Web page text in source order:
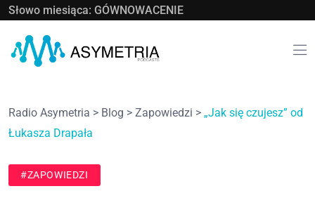
Słowo miesiąca: GÓWNOWACENIE
Radio Asymetria > Blog > Zapowiedzi > „Jak się czujesz” od
Łukasza Drapała
#ZAPOWIEDZI